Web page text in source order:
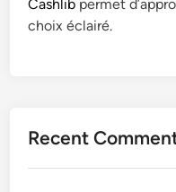
Cashlib permet
choix éclairé.
Recent